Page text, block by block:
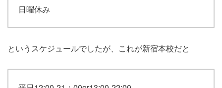
日曜休み
というスケジュールでしたが、これが新宿本校だと